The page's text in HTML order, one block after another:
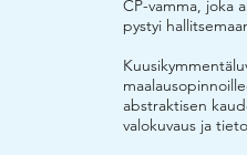
CP-vamma, joka
pystyi
abstraktisen
valokuvaus ja